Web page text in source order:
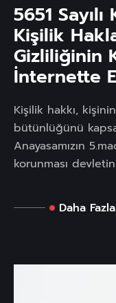
5651
Kişilik
Gizliliğinin
İnternette
Kişilik hakkı,
bütünlüğünü
Anayasamızın
korunması
Daha